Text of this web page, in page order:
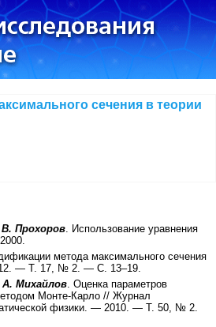
сечения в теории
Прохоров. Использование уравнения
2000.
метода максимального сечения
. — Т. 17, № 2. — С. 13–19.
А. Михайлов. Оценка параметров
Монте-Карло // Журнал
физики. — 2010. — Т. 50, № 2.